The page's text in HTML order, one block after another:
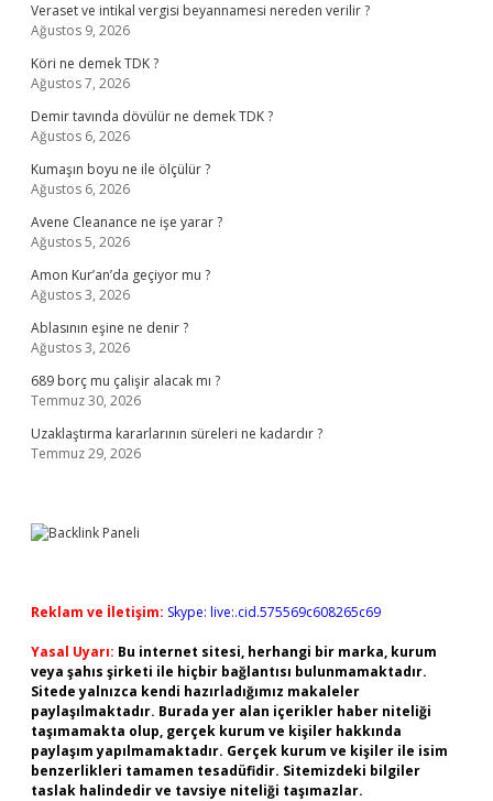
Veraset ve intikal vergisi beyannamesi nereden verilir ?
Ağustos 9, 2026
Köri ne demek TDK ?
Ağustos 7, 2026
Demir tavında dövülür ne demek TDK ?
Ağustos 6, 2026
Kumaşın boyu ne ile ölçülür ?
Ağustos 6, 2026
Avene Cleanance ne işe yarar ?
Ağustos 5, 2026
Amon Kur’an’da geçiyor mu ?
Ağustos 3, 2026
Ablasının eşine ne denir ?
Ağustos 3, 2026
689 borç mu çalişir alacak mı ?
Temmuz 30, 2026
Uzaklaştırma kararlarının süreleri ne kadardır ?
Temmuz 29, 2026
Reklam ve İletişim: Skype: live:.cid.575569c608265c69
Yasal Uyarı: Bu internet sitesi, herhangi bir marka, kurum
veya şahıs şirketi ile hiçbir bağlantısı bulunmamaktadır.
Sitede yalnızca kendi hazırladığımız makaleler
paylaşılmaktadır. Burada yer alan içerikler haber niteliği
taşımamakta olup, gerçek kurum ve kişiler hakkında
paylaşım yapılmamaktadır. Gerçek kurum ve kişiler ile isim
benzerlikleri tamamen tesadüfidir. Sitemizdeki bilgiler
taslak halindedir ve tavsiye niteliği taşımazlar.